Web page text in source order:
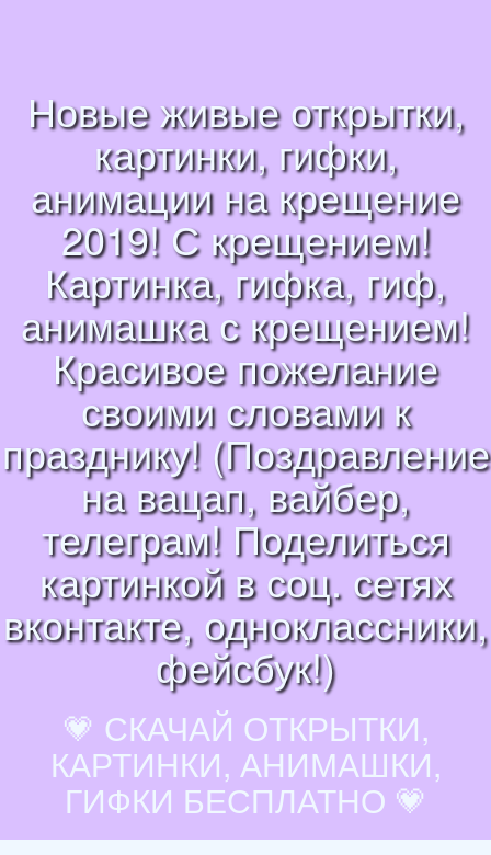
Новые живые открытки,
картинки, гифки,
анимации на крещение
2019! С крещением!
Картинка, гифка, гиф,
анимашка с крещением!
Красивое пожелание
своими словами к
празднику! (Поздравление
на вацап, вайбер,
телеграм! Поделиться
картинкой в соц. сетях
вконтакте, одноклассники,
фейсбук!)
💗 СКАЧАЙ ОТКРЫТКИ,
КАРТИНКИ, АНИМАШКИ,
ГИФКИ БЕСПЛАТНО 💗